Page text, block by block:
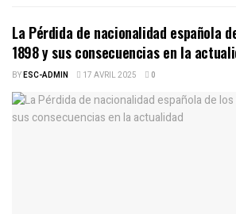
La Pérdida de nacionalidad española
1898 y sus consecuencias en la
BYESC-ADMIN 17 AVRIL 2025 0